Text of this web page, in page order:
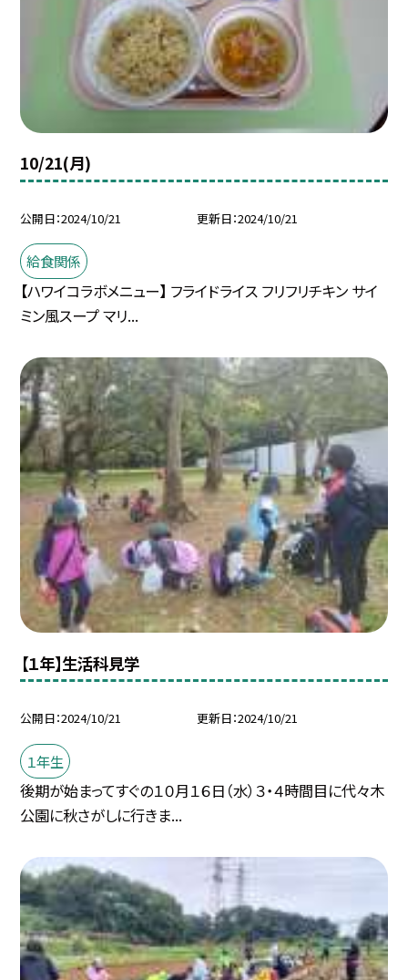
10/21(月)
公開日 2024/10/21 更新日 2024/10/21
給食関係
【ハワイコラボメニュー】 フライドライス フリフリチキン サイ
ミン風スープ マリ...
【１年】生活科見学
公開日 2024/10/21 更新日 2024/10/21
１年生
後期が始まってすぐの１０月１６日（水）３・４時間目に代々木
公園に秋さがしに行きま...